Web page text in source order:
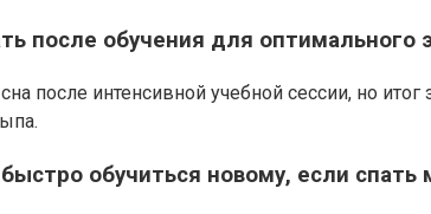
после обучения для оптимального
после интенсивной учебной сессии, но
обучиться новому, если спать